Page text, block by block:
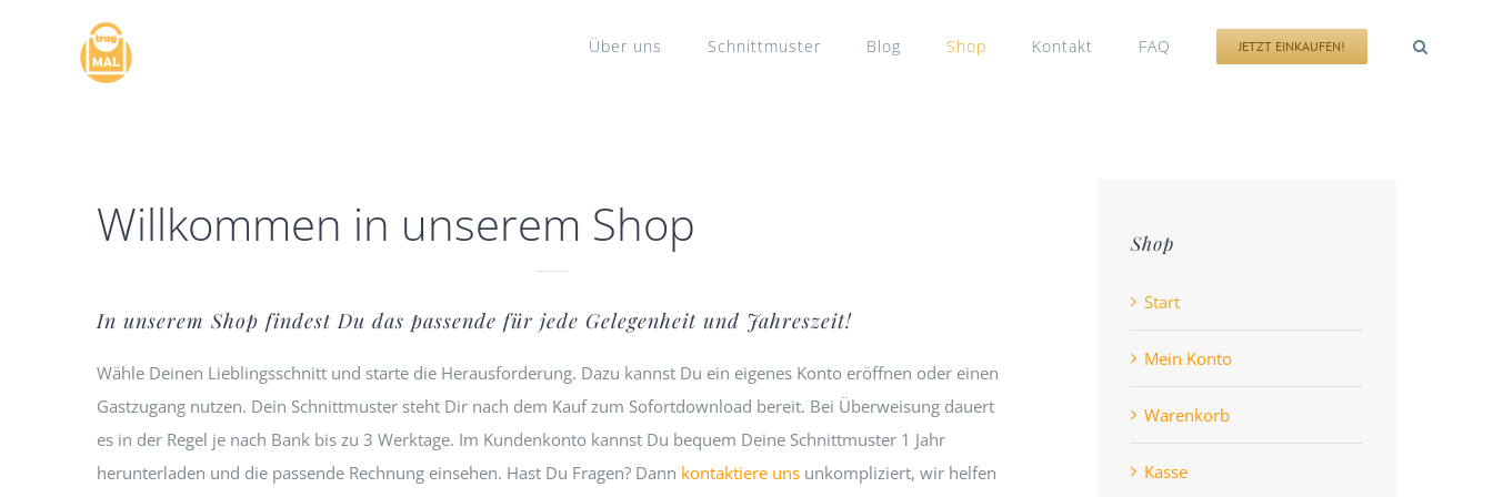
Über uns Schnittmuster Blog Shop Kontakt FAQ JETZT EINKAUFEN!
Willkommen in unserem Shop
In unserem Shop findest Du das passende für jede Gelegenheit und Jahreszeit!
Wähle Deinen Lieblingsschnitt und starte die Herausforderung. Dazu kannst Du ein eigenes Konto eröffnen oder einen
Gastzugang nutzen. Dein Schnittmuster steht Dir nach dem Kauf zum Sofortdownload bereit. Bei Überweisung dauert
es in der Regel je nach Bank bis zu 3 Werktage. Im Kundenkonto kannst Du bequem Deine Schnittmuster 1 Jahr
herunterladen und die passende Rechnung einsehen. Hast Du Fragen? Dann kontaktiere uns unkompliziert, wir helfen
Shop
Start
Mein Konto
Warenkorb
Kasse